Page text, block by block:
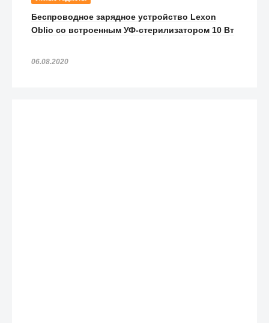
Беспроводное зарядное устройство Lexon
Oblio со встроенным УФ-стерилизатором 10 Вт
06.08.2020